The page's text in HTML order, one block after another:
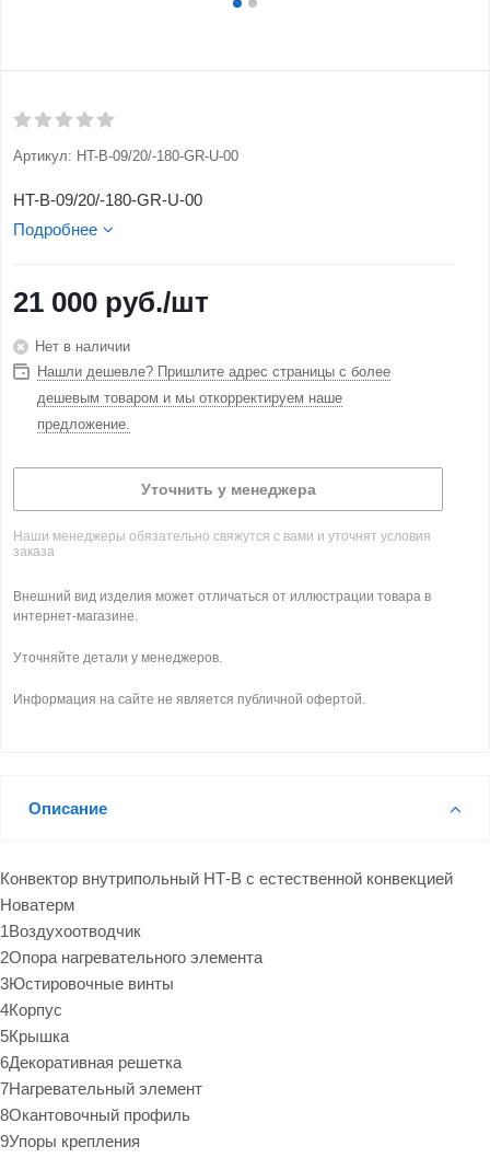
Артикул: HT-B-09/20/-180-GR-U-00
HT-B-09/20/-180-GR-U-00
Подробнее
21 000 руб./шт
Нет в наличии
Нашли дешевле? Пришлите адрес страницы с более
дешевым товаром и мы откорректируем наше
предложение.
Уточнить у менеджера
Наши менеджеры обязательно свяжутся с вами и уточнят условия
заказа
Внешний вид изделия может отличаться от иллюстрации товара в
интернет-магазине.
Уточняйте детали у менеджеров.
Информация на сайте не является публичной офертой.
Описание
Конвектор внутрипольный НТ-В с естественной конвекцией
Новатерм
1Воздухоотводчик
2Опора нагревательного элемента
3Юстировочные винты
4Корпус
5Крышка
6Декоративная решетка
7Нагревательный элемент
8Окантовочный профиль
9Упоры крепления